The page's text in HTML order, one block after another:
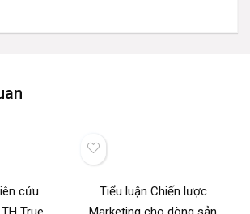
cứu
Tiểu luận Chiến lược